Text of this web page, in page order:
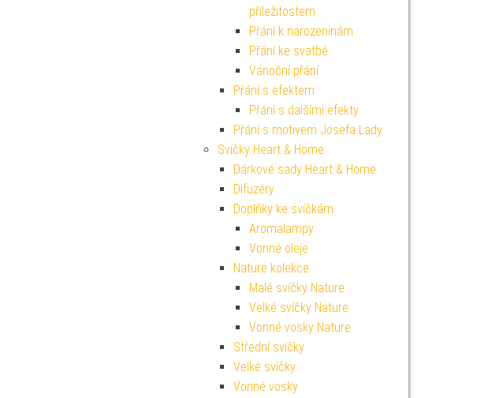
příležitostem
Přání k narozeninám
Přání ke svatbě
Vánoční přání
Přání s efektem
Přání s dalšími efekty
Přání s motivem Josefa Lady
Svíčky Heart & Home
Dárkové sady Heart & Home
Difuzéry
Doplňky ke svíčkám
Aromalampy
Vonné oleje
Nature kolekce
Malé svíčky Nature
Velké svíčky Nature
Vonné vosky Nature
Střední svíčky
Velké svíčky
Vonné vosky